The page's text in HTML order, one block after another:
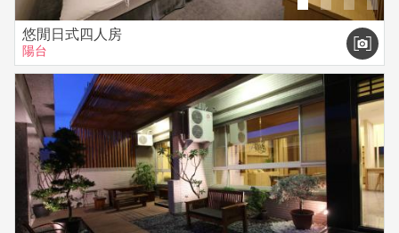
悠閒日式四人房
陽台